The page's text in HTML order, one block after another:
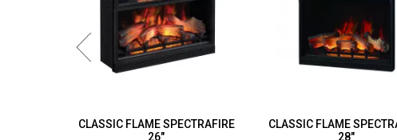
CLASSIC FLAME SPECTRAFIRE
CLASSIC FLAME SPECTRAFIRE